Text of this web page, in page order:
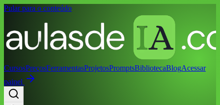
Pular para o conteúdo
CursosPreçosFerramentasProjetosPromptsBibliotecaBlogAcessar
painel